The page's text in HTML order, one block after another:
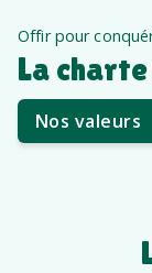
Offir pour
La
Nos valeurs